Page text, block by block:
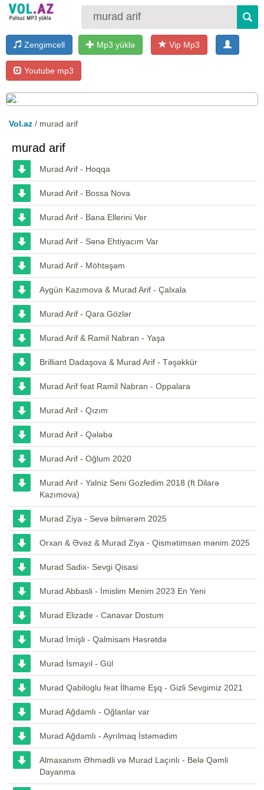
Zengimcell Mp3 yüklə Vip Mp3
Youtube mp3
Vol.az / murad arif
murad arif
Murad Arif - Hoqqa
Murad Arif - Bossa Nova
Murad Arif - Bana Ellerini Ver
Murad Arif - Sənə Ehtiyacım Var
Murad Arif - Möhtəşəm
Aygün Kazımova & Murad Arif - Çalxala
Murad Arif - Qara Gözlər
Murad Arif & Ramil Nabran - Yaşa
Brilliant Dadaşova & Murad Arif - Təşəkkür
Murad Arif feat Ramil Nabran - Oppalara
Murad Arif - Qızım
Murad Arif - Qələbə
Murad Arif - Oğlum 2020
Murad Arif - Yalniz Seni Gozledim 2018 (ft Dilarə
Kazımova)
Murad Ziya - Sevə bilmərəm 2025
Orxan & Əvəz & Murad Ziya - Qismətimsən mənim 2025
Murad Sadix- Sevgi Qisasi
Murad Abbasli - İmislim Menim 2023 En Yeni
Murad Elizade - Canavar Dostum
Murad İmişli - Qalmisam Həsrətdə
Murad İsmayıl - Gül
Murad Qabiloglu feat İlhame Eşq - Gizli Sevgimiz 2021
Murad Ağdamlı - Oğlanlar var
Murad Ağdamlı - Ayrılmaq İstəmədim
Almaxanım Əhmədli və Murad Laçınlı - Belə Qəmli
Dayanma